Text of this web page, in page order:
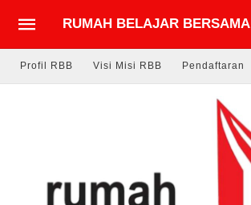
RUMAH BELAJAR BERSAMA
Profil RBB Visi Misi RBB Pendaftaran